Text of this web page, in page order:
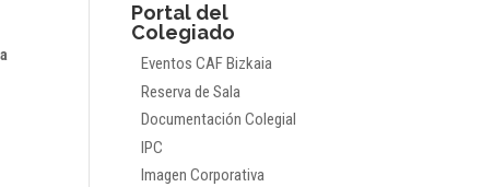
Portal del
Colegiado
Eventos CAF Bizkaia
Reserva de Sala
Documentación Colegial
IPC
Imagen Corporativa